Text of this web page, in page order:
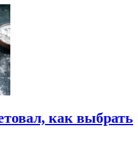
как выбрать